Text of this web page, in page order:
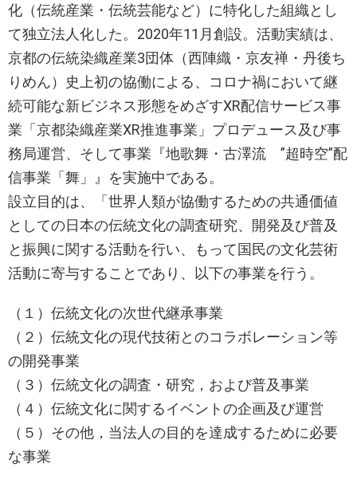
化（伝統産業・伝統芸能など）に特化した組織とし
て独立法人化した。2020年11月創設。活動実績は、
京都の伝統染織産業3団体（西陣織・京友禅・丹後ち
りめん）史上初の協働による、コロナ禍において継
続可能な新ビジネス形態をめざすXR配信サービス事
業「京都染織産業XR推進事業」プロデュース及び事
務局運営、そして事業『地歌舞・古澤流 ”超時空”配
信事業「舞」』を実施中である。
設立目的は、「世界人類が協働するための共通価値
としての日本の伝統文化の調査研究、開発及び普及
と振興に関する活動を行い、もって国民の文化芸術
活動に寄与することであり、以下の事業を行う。
（１）伝統文化の次世代継承事業
（２）伝統文化の現代技術とのコラボレーション等
の開発事業
（３）伝統文化の調査・研究，および普及事業
（４）伝統文化に関するイベントの企画及び運営
（５）その他，当法人の目的を達成するために必要
な事業